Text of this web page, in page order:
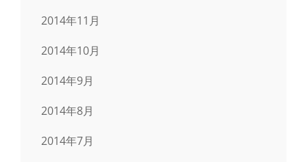
2014年11月
2014年10月
2014年9月
2014年8月
2014年7月